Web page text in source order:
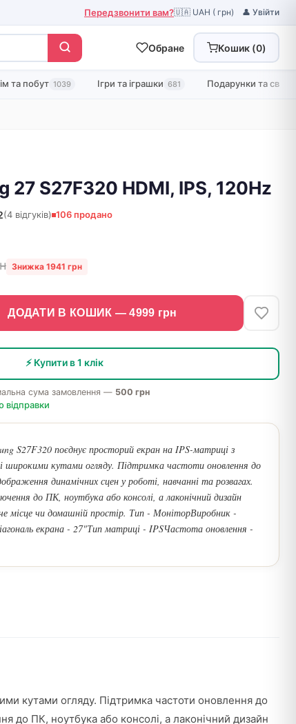
Передзвонити вам?🇺🇦 UAH ( грн) 👤 Увійти
Обране Кошик (0)
та побут 1039 Ігри та іграшки 681 Подарунки та свята
27 S27F320 HDMI, IPS, 120Hz
(4 відгуків) 106 продано
Знижка 1941 грн
ДОДАТИ В КОШИК —4999 грн
⚡ Купити в 1 клік
сума замовлення — 500 грн
відправки
S27F320 поєднує просторий екран на IPS-матриці з
широкими кутами огляду. Підтримка частоти оновлення до
динамічних сцен у роботі, навчанні та розвагах.
до ПК, ноутбука або консолі, а лаконічний дизайн
місце чи домашній простір. Тип - МоніторВиробник -
екрана - 27"Тип матриці - IPSЧастота оновлення -
кутами огляду. Підтримка частоти оновлення до
до ПК, ноутбука або консолі, а лаконічний дизайн